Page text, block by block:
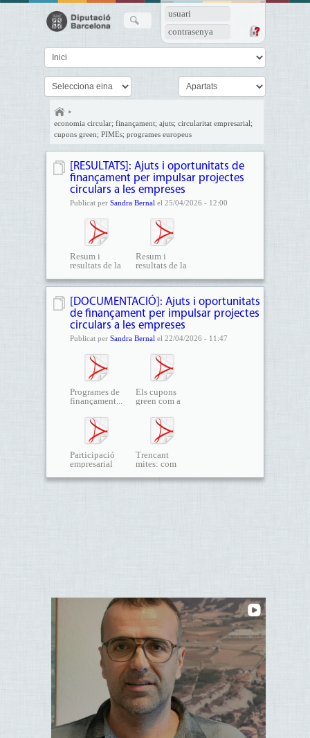
usuari
contrasenya
economia circular; finançament; ajuts; circularitat empresarial;
cupons green; PIMEs; programes europeus
[RESULTATS]: Ajuts i oportunitats de
finançament per impulsar projectes
circulars a les empreses
Publicat per Sandra Bernal el 25/04/2026 - 12:00
Resum i
resultats de la
Resum i
resultats de la
[DOCUMENTACIÓ]: Ajuts i oportunitats
de finançament per impulsar projectes
circulars a les empreses
Publicat per Sandra Bernal el 22/04/2026 - 11:47
Programes de
finançament...
Els cupons
green com a
Participació
empresarial
Trencant
mites: com